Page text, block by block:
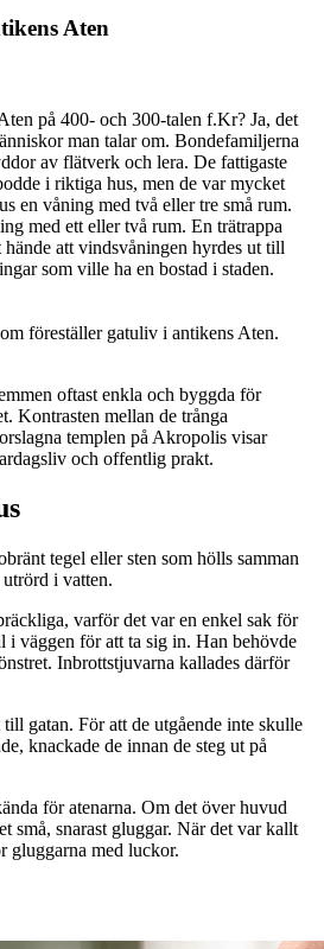
Aten
på 400- och 300-talen f.Kr? Ja, det
man talar om. Bondefamiljerna
av flätverk och lera. De fattigaste
i riktiga hus, men de var mycket
en våning med två eller tre små rum.
med ett eller två rum. En trätrappa
att vindsvåningen hyrdes ut till
som ville ha en bostad i staden.
oftast enkla och byggda för
Kontrasten mellan de trånga
templen på Akropolis visar
och offentlig prakt.
tegel eller sten som hölls samman
i vatten.
varför det var en enkel sak för
i väggen för att ta sig in. Han behövde
Inbrottstjuvarna kallades därför
gatan. För att de utgående inte skulle
knackade de innan de steg ut på
för atenarna. Om det över huvud
små, snarast gluggar. När det var kallt
gluggarna med luckor.